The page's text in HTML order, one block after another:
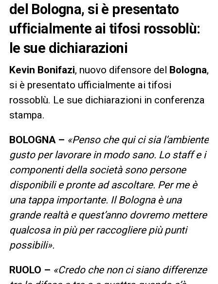
del Bologna, si è presentato
ufficialmente ai tifosi rossoblù:
le sue dichiarazioni
Kevin Bonifazi, nuovo difensore del Bologna,
si è presentato ufficialmente ai tifosi
rossoblù. Le sue dichiarazioni in conferenza
stampa.
BOLOGNA – «Penso che qui ci sia l’ambiente
gusto per lavorare in modo sano. Lo staff e i
componenti della società sono persone
disponibili e pronte ad ascoltare. Per me è
una tappa importante. Il Bologna è una
grande realtà e quest’anno dovremo mettere
qualcosa in più per raccogliere più punti
possibili».
RUOLO – «Credo che non ci siano differenze